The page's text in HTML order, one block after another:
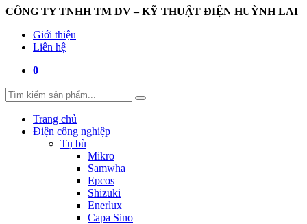
CÔNG TY TNHH TM DV – KỸ THUẬT ĐIỆN HUỲNH LAI
Giới thiệu
Liên hệ
0
Trang chủ
Điện công nghiệp
Tụ bù
Mikro
Samwha
Epcos
Shizuki
Enerlux
Capa Sino